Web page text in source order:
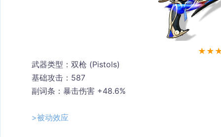
武器类型 ：双枪 (Pistols)
基础攻击 ：587
副词条 ：暴击伤害 +48.6%
>被动效应